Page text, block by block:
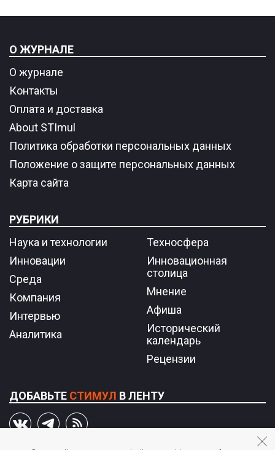
О ЖУРНАЛЕ
О журнале
Контакты
Оплата и доставка
About STImul
Политика обработки персональных данных
Положение о защите персональных данных
Карта сайта
РУБРИКИ
Наука и технологии
Инновации
Среда
Компания
Интервью
Аналитика
Техносфера
Инновационная
столица
Мнение
Афиша
Исторический
календарь
Рецензии
ДОБАВЬТЕ СТИМУЛ В ЛЕНТУ